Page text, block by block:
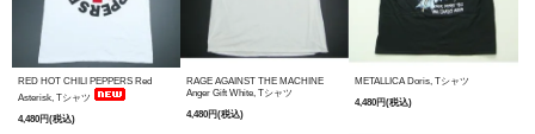
RED HOT CHILI PEPPERS Red
Asterisk, Tシャツ
4,480円(税込)
RAGE AGAINST THE MACHINE
Anger Gift White, Tシャツ
4,480円(税込)
METALLICA Doris, Tシャツ
4,480円(税込)